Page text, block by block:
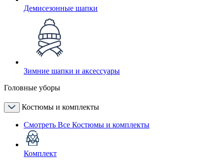
Демисезонные шапки
Зимние шапки и аксессуары
Головные уборы
Костюмы и комплекты
Смотреть Все Костюмы и комплекты
Комплект